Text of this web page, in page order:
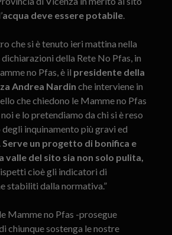
acqua deve essere potabile.
che si è tenuto ieri mattina nella
della Rete No Pfas, in
no Pfas, è il presidente della
Andrea Nardin che interviene in
che chiedono le Mamme no Pfas
e lo pretendiamo da chi si è reso
inquinamento più gravi ed
Serve un progetto di bonifica e
a valle del sito sia non solo pulita,
cioè gli indicatori di
stabiliti dalla normativa.”
Mamme no Pfas -prosegue
chiunque sostenga le nostre